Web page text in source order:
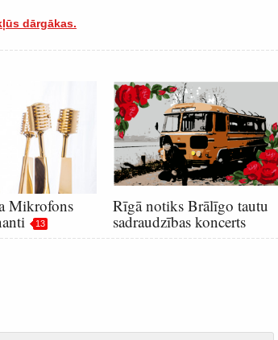
dārgākas.
Mikrofons
13
Rīgā notiks Brālīgo tautu
sadraudzības koncerts